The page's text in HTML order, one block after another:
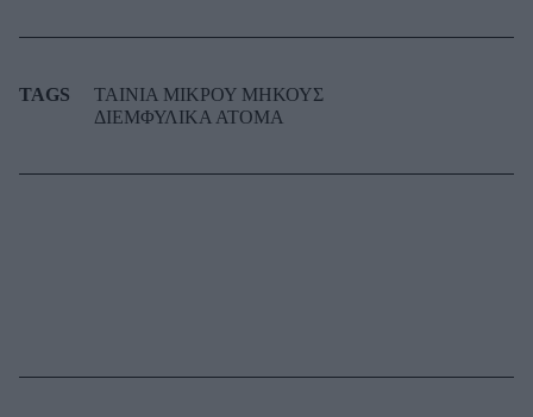
TAGS
ΤΑΙΝΙΑ ΜΙΚΡΟΥ ΜΗΚΟΥΣ
ΔΙΕΜΦΥΛΙΚΑ ΑΤΟΜΑ